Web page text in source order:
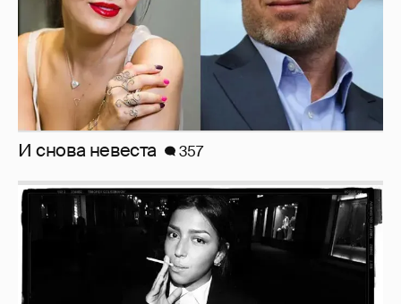
Рублёвские дочки 187